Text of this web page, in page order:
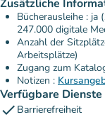
Zusätzliche
Bücherausleihe : ja (1,7 Mio gedruckte Werke sowie mehr als
247.000 digitale
Anzahl der
Arbeitsplätze)
Zugang zum
Notizen :
Verfügbare Dienste
check Barrierefreiheit